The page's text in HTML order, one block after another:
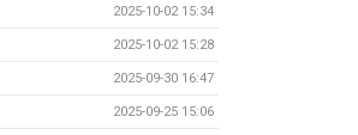
2025-10-02 15:34
2025-10-02 15:28
2025-09-30 16:47
2025-09-25 15:06